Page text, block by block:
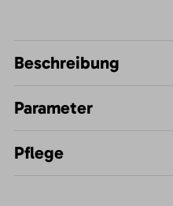
Beschreibung
Parameter
Pflege